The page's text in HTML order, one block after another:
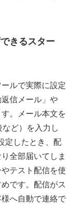
きるスター
ルで実際に設定
信メール」や
。メール本文を
ど）を入力し
定したとき、配
全部届いてしま
テスト配信を使
です。配信がス
へ自動で連絡で